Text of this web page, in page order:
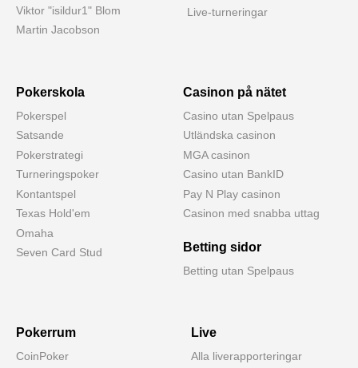
Viktor "isildur1" Blom
Martin Jacobson
Live-turneringar
Pokerskola
Pokerspel
Satsande
Pokerstrategi
Turneringspoker
Kontantspel
Texas Hold'em
Omaha
Seven Card Stud
Casinon på nätet
Casino utan Spelpaus
Utländska casinon
MGA casinon
Casino utan BankID
Pay N Play casinon
Casinon med snabba uttag
Betting sidor
Betting utan Spelpaus
Pokerrum
CoinPoker
Live
Alla liverapporteringar